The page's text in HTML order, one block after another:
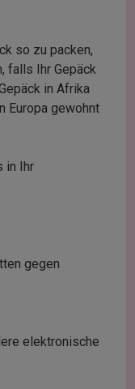
so zu packen,
falls Ihr Gepäck
in Afrika
Europa gewohnt
in Ihr
gegen
elektronische